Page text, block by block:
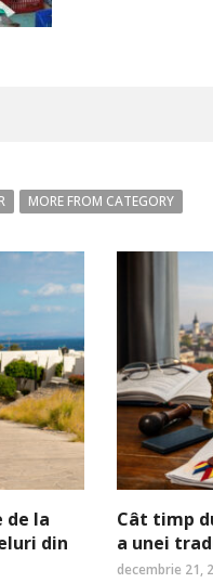
MORE FROM CATEGORY
de la
din
Cât timp
a unei
decembrie 21,